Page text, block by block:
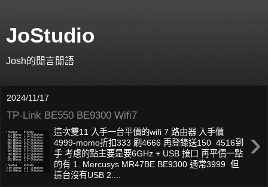
JoStudio
Josh的閒言閒語
2024/11/17
TP-Link BE550 BE9300 Wifi7
›
這次雙11 入手一台平價的wifi 7 路由器 入手價
4999-momo折扣333 刷4666 再登錄送150 4516到
手 考慮的點主要是要6GHz + USB 接口 再平價一點
的有 1. Mercusys MR47BE BE9300 通常3999 但
這台沒有USB 2....